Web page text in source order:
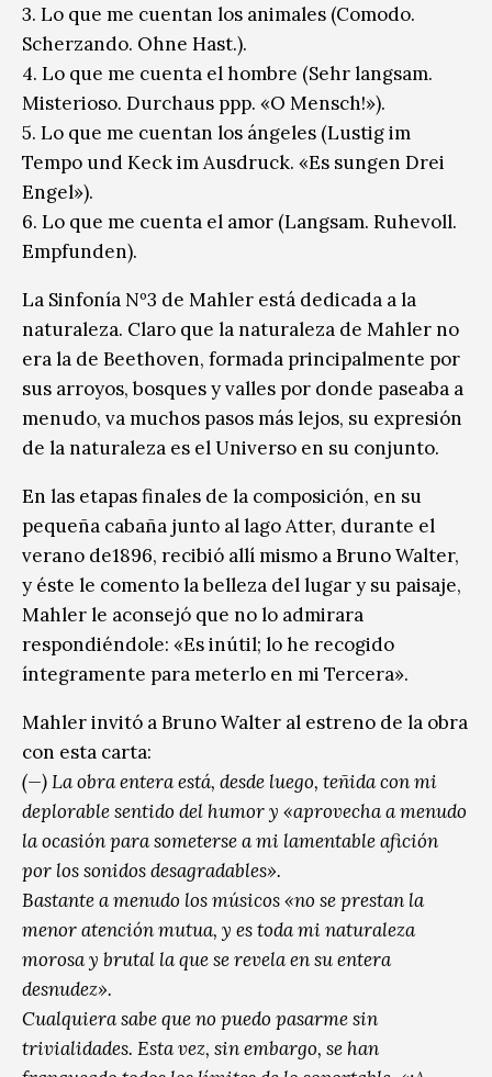
3. Lo que me cuentan los animales (Comodo.
Scherzando. Ohne Hast.).
4. Lo que me cuenta el hombre (Sehr langsam.
Misterioso. Durchaus ppp. «O Mensch!»).
5. Lo que me cuentan los ángeles (Lustig im
Tempo und Keck im Ausdruck. «Es sungen Drei
Engel»).
6. Lo que me cuenta el amor (Langsam. Ruhevoll.
Empfunden).
La Sinfonía Nº3 de Mahler está dedicada a la
naturaleza. Claro que la naturaleza de Mahler no
era la de Beethoven, formada principalmente por
sus arroyos, bosques y valles por donde paseaba a
menudo, va muchos pasos más lejos, su expresión
de la naturaleza es el Universo en su conjunto.
En las etapas finales de la composición, en su
pequeña cabaña junto al lago Atter, durante el
verano de1896, recibió allí mismo a Bruno Walter,
y éste le comento la belleza del lugar y su paisaje,
Mahler le aconsejó que no lo admirara
respondiéndole: «Es inútil; lo he recogido
íntegramente para meterlo en mi Tercera».
Mahler invitó a Bruno Walter al estreno de la obra
con esta carta:
(—) La obra entera está, desde luego, teñida con mi
deplorable sentido del humor y «aprovecha a menudo
la ocasión para someterse a mi lamentable afición
por los sonidos desagradables».
Bastante a menudo los músicos «no se prestan la
menor atención mutua, y es toda mi naturaleza
morosa y brutal la que se revela en su entera
desnudez».
Cualquiera sabe que no puedo pasarme sin
trivialidades. Esta vez, sin embargo, se han